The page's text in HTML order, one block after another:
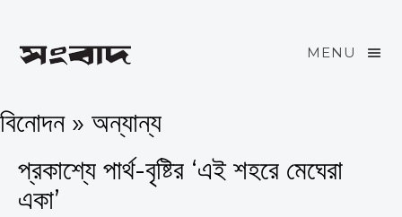
MENU
বিনোদন » অন্যান্য
প্রকাশ্যে পার্থ-বৃষ্টির ‘এই শহরে মেঘেরা
একা’